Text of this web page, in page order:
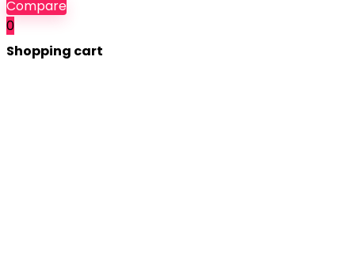
Compare
0
Shopping cart